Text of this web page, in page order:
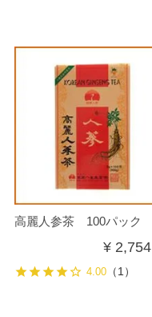
高麗人参茶 100パック
¥ 2,754
4.00（1）